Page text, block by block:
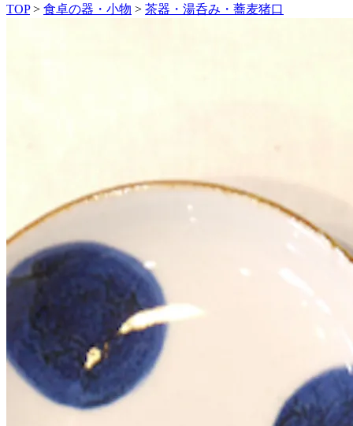
TOP > 食卓の器・小物 > 茶器・湯呑み・蕎麦猪口